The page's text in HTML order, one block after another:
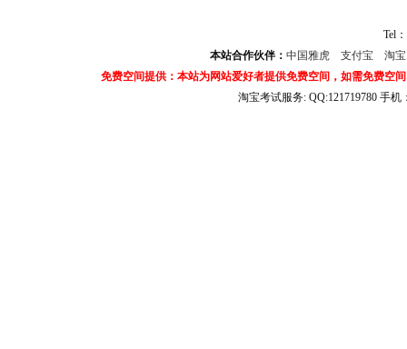
Tel
本站合作伙伴： 中国雅虎 支付宝
淘
免费空间提供：本站为网站爱好者提供免费空间，如需免费空
淘宝考试服务: QQ:121719780 手